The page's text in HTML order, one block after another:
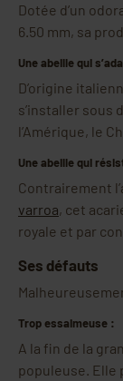
Dotée d’un
6.50 mm, sa
Une abeille qui
D’origine
s’installer sous
l’Amérique, le
Une abeille qui
Contrairement
varroa, cet
royale et par
Ses défauts
Trop essaimeuse :
A la fin de la
populeuse. Elle